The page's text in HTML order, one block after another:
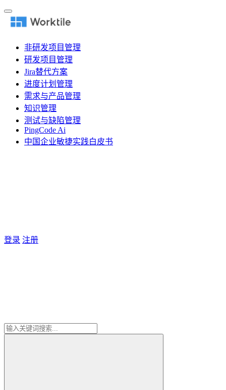
非研发项目管理
研发项目管理
Jira替代方案
进度计划管理
需求与产品管理
知识管理
测试与缺陷管理
PingCode Ai
中国企业敏捷实践白皮书
登录 注册